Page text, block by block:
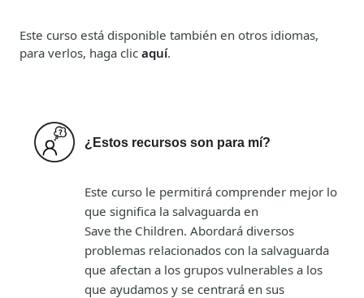
Este curso está disponible también en otros idiomas,
para verlos, haga clic aquí.
¿Estos recursos son para mí?
Este curso le permitirá comprender mejor lo
que significa la salvaguarda en
Save the Children. Abordará diversos
problemas relacionados con la salvaguarda
que afectan a los grupos vulnerables a los
que ayudamos y se centrará en sus